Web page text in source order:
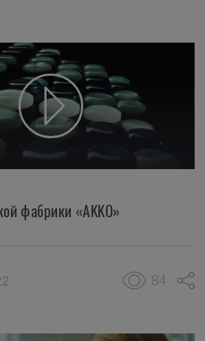
фабрики «AKKO»
84